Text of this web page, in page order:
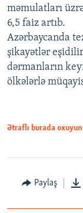
məmulatları
6,5 faiz artıb.
Azərbaycanda
şikayətlər
dərmanların
ölkələrlə
Ətraflı burada oxuyun
Paylaş